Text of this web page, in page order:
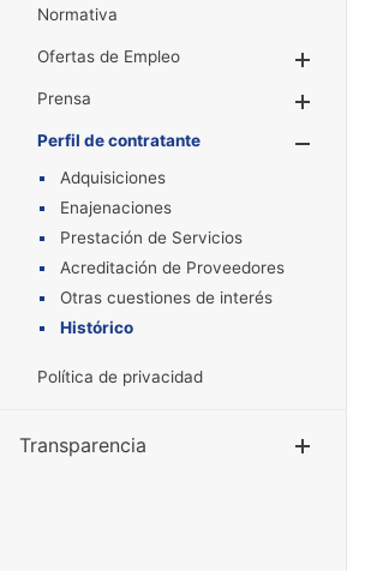
Normativa
Ofertas de Empleo
Prensa
Perfil de contratante
Adquisiciones
Enajenaciones
Prestación de Servicios
Acreditación de Proveedores
Otras cuestiones de interés
Histórico
Política de privacidad
Transparencia